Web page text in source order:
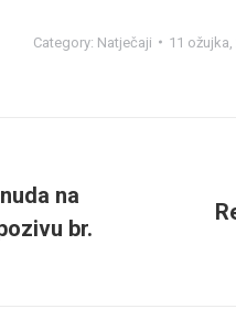
Category: Natječaji 11 ožujka,
na
br.
Next